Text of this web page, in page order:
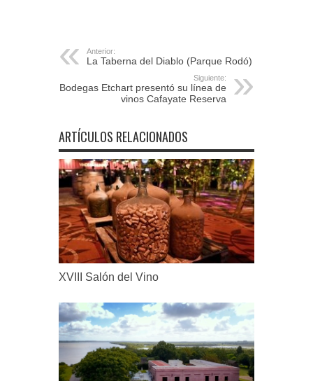
Anterior:
La Taberna del Diablo (Parque Rodó)
Siguiente:
Bodegas Etchart presentó su línea de
vinos Cafayate Reserva
ARTÍCULOS RELACIONADOS
XVIII Salón del Vino